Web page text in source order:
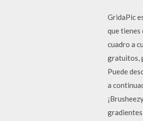
GridaPic
que tienes
cuadro a
gratuitos,
Puede
a